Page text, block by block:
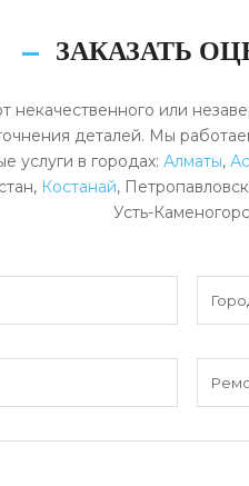
ЗАКАЗАТЬ
некачественного или
деталей. Мы
услуги в городах: Алматы,
Костанай,
Усть-